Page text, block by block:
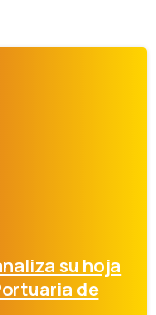
su hoja
de